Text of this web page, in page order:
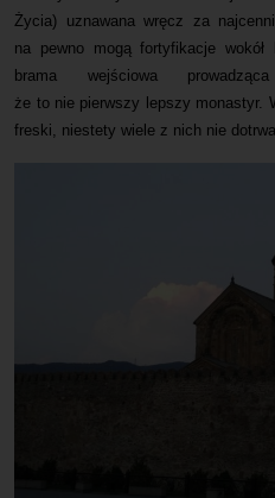
Życia) uznawana wręcz za
na pewno mogą fortyfikacje
brama wejściowa
że to nie pierwszy lepszy monastyr.
freski, niestety wiele z nich nie